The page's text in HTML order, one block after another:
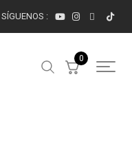
SÍGUENOS :
0